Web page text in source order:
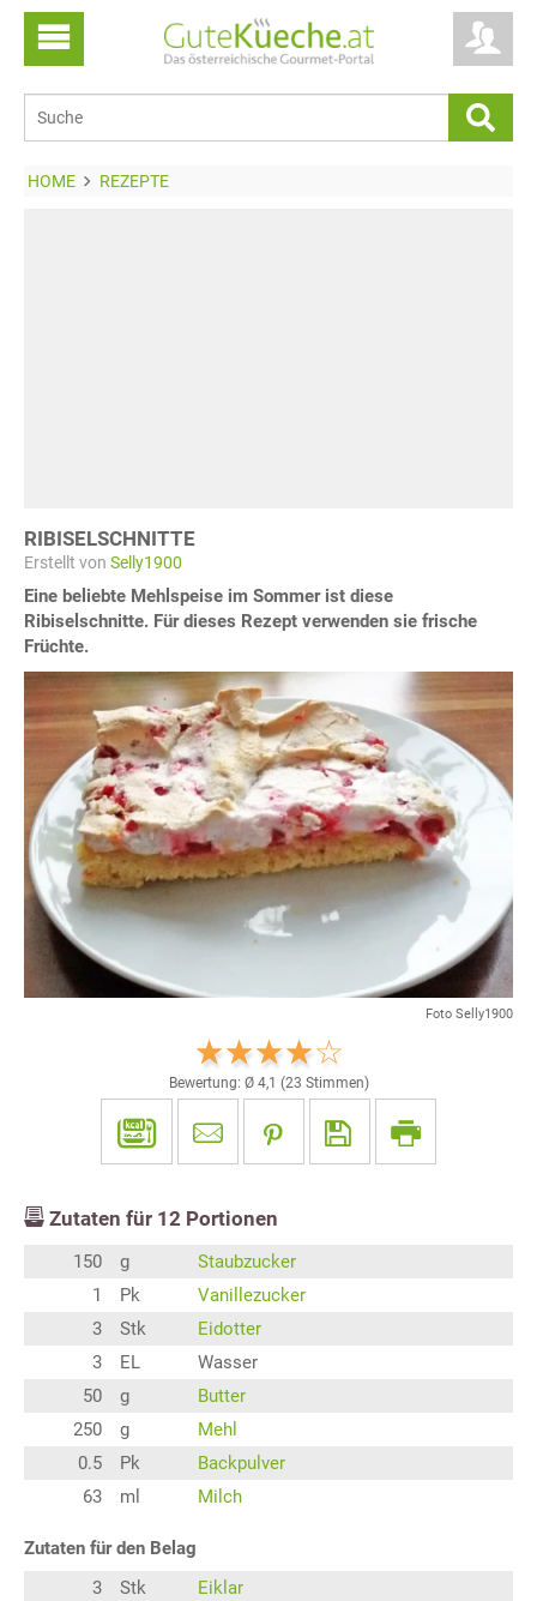
HOME REZEPTE
RIBISELSCHNITTE
Erstellt von Selly1900
Eine beliebte Mehlspeise im Sommer ist diese
Ribiselschnitte. Für dieses Rezept verwenden sie frische
Früchte.
Foto Selly1900
Bewertung: Ø 4,1 (23 Stimmen)
Zutaten für 12 Portionen
150 g
Staubzucker
1
Pk
Vanillezucker
3
Stk
Eidotter
3
EL
Wasser
50
g
Butter
250
g
Mehl
0.5
Pk
Backpulver
63
ml Milch
Zutaten für den Belag
3
Stk
Eiklar